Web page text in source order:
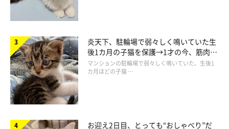
炎天下、駐輪場で弱々しく鳴いていた生
後1カ月の子猫を保護→1才の今、筋肉質
でツンデレなコに成長
マンションの駐輪場で弱々しく鳴いていた、生後1
カ月ほどの子猫 …
お迎え2日目、とっても“おしゃべり”だ